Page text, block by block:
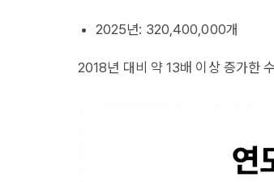
2025년: 320,400,000개
2018년 대비 약 13배 이상 증가한